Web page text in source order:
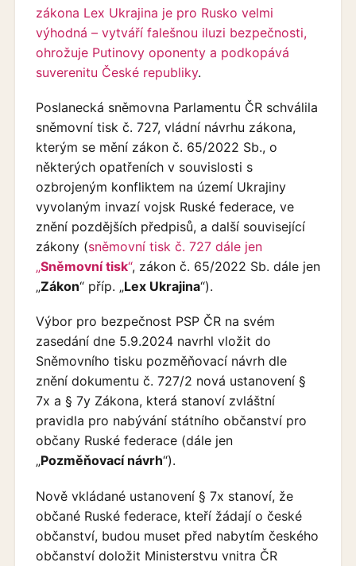
zákona Lex Ukrajina je pro Rusko velmi
výhodná – vytváří falešnou iluzi bezpečnosti,
ohrožuje Putinovy oponenty a podkopává
suverenitu České republiky.
Poslanecká sněmovna Parlamentu ČR schválila
sněmovní tisk č. 727, vládní návrhu zákona,
kterým se mění zákon č. 65/2022 Sb., o
některých opatřeních v souvislosti s
ozbrojeným konfliktem na území Ukrajiny
vyvolaným invazí vojsk Ruské federace, ve
znění pozdějších předpisů, a další související
zákony (sněmovní tisk č. 727 dále jen
„Sněmovní tisk“, zákon č. 65/2022 Sb. dále jen
„Zákon“ příp. „Lex Ukrajina“).
Výbor pro bezpečnost PSP ČR na svém
zasedání dne 5.9.2024 navrhl vložit do
Sněmovního tisku pozměňovací návrh dle
znění dokumentu č. 727/2 nová ustanovení §
7x a § 7y Zákona, která stanoví zvláštní
pravidla pro nabývání státního občanství pro
občany Ruské federace (dále jen
„Pozměňovací návrh“).
Nově vkládané ustanovení § 7x stanoví, že
občané Ruské federace, kteří žádají o české
občanství, budou muset před nabytím českého
občanství doložit Ministerstvu vnitra ČR